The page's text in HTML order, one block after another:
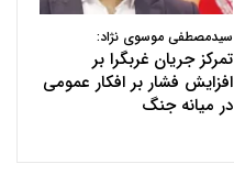
سیدمصطفی موسوی نژاد:
تمرکز جریان غربگرا بر
افزایش فشار بر افکار عمومی
در میانه جنگ